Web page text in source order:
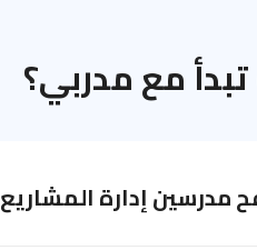
مع مدربي؟
مدرسين إدارة المشاريع